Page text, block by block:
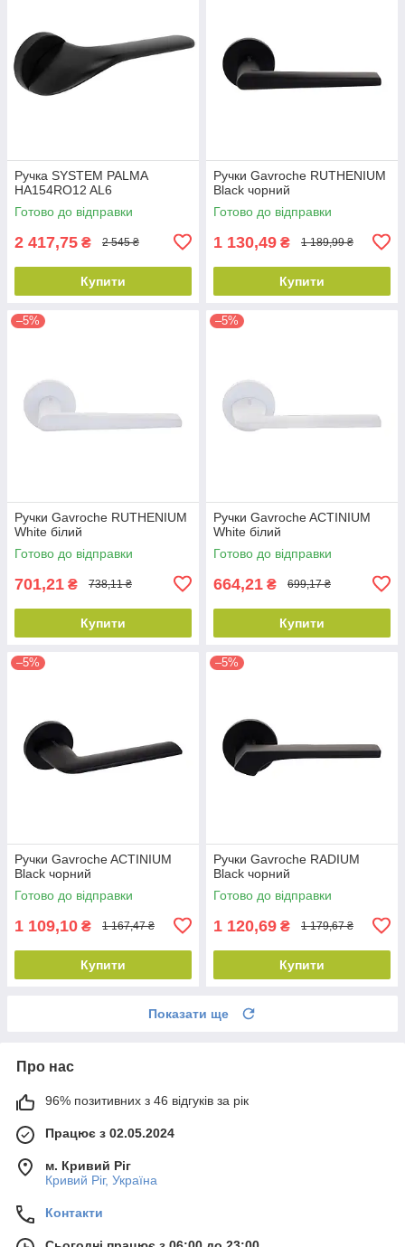
Ручка SYSTEM PALMA
HA154RO12 AL6
Готово до відправки
2 417,75 ₴ 2 545 ₴
Купити
Ручки Gavroche RUTHENIUM
Black чорний
Готово до відправки
1 130,49 ₴ 1 189,99 ₴
Купити
–5%
Ручки Gavroche RUTHENIUM
White білий
Готово до відправки
701,21 ₴ 738,11 ₴
Купити
–5%
Ручки Gavroche ACTINIUM
White білий
Готово до відправки
664,21 ₴ 699,17 ₴
Купити
–5%
Ручки Gavroche ACTINIUM
Black чорний
Готово до відправки
1 109,10 ₴ 1 167,47 ₴
Купити
–5%
Ручки Gavroche RADIUM
Black чорний
Готово до відправки
1 120,69 ₴ 1 179,67 ₴
Купити
Показати ще
Про нас
96% позитивних з 46 відгуків за рік
Працює з 02.05.2024
м. Кривий Ріг
Кривий Ріг, Україна
Контакти